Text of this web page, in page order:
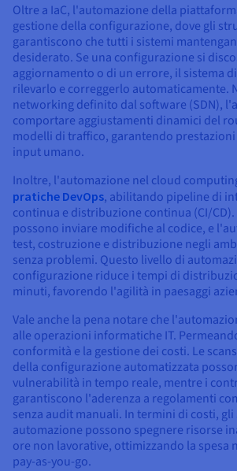
Oltre a IaC, l'automazione della
gestione della configurazione, dove gli
garantiscono che tutti i sistemi
desiderato. Se una configurazione si
aggiornamento o di un errore, il sistema
rilevarlo e correggerlo automaticamente.
networking definito dal software (SDN),
comportare aggiustamenti dinamici del
modelli di traffico, garantendo
input umano.
Inoltre, l'automazione nel cloud
pratiche DevOps, abilitando pipeline di
continua e distribuzione continua (CI/
possono inviare modifiche al codice, e
test, costruzione e distribuzione negli
senza problemi. Questo livello di
configurazione riduce i tempi di
minuti, favorendo l'agilità in paesaggi
Vale anche la pena notare che
alle operazioni informatiche IT.
conformità e la gestione dei costi. Le
della configurazione automatizzata
vulnerabilità in tempo reale, mentre i
garantiscono l'aderenza a regolamenti
senza audit manuali. In termini di costi,
automazione possono spegnere risorse
ore non lavorative, ottimizzando la spesa
pay-as-you-go.